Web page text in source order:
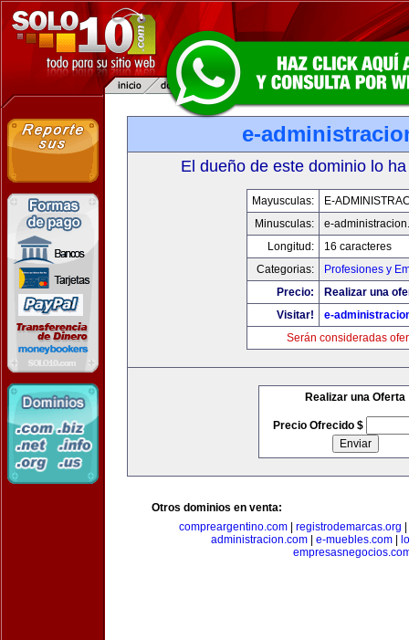
e-
El dueño de este dominio lo
Mayusculas:
E-
Minusculas:
e-
Longitud:
16 caracteres
Categorias:
Profesiones y
Precio:
Realizar una
Visitar!
e-
Serán consideradas
Realizar una Oferta
Precio Ofrecido $
Otros dominios en venta:
compreargentino.com
registrodemarcas.org
administracion.com
e-muebles.com